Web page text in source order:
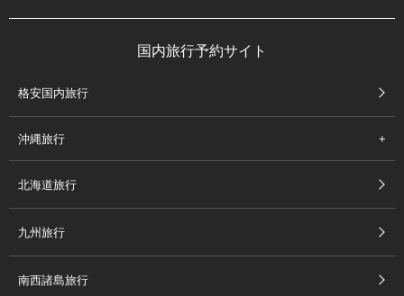
国内旅行予約サイト
格安国内旅行
沖縄旅行
北海道旅行
九州旅行
南西諸島旅行